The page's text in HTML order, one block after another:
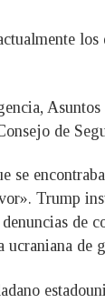
los
de
se
Trump
de
de